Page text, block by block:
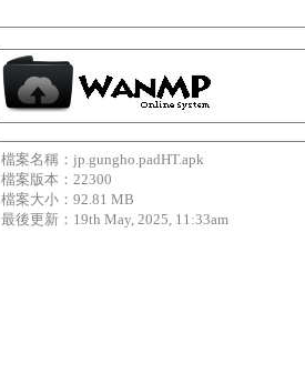
檔案名稱：jp.gungho.padHT.apk
檔案版本：22300
檔案大小：92.81 MB
最後更新：19th May, 2025, 11:33am